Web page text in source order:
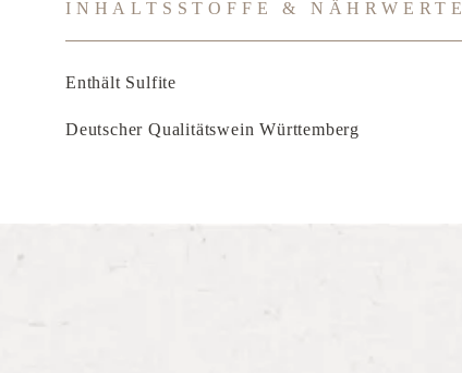
INHALTSSTOFFE & NÄHRWERTE
Enthält Sulfite
Deutscher Qualitätswein Württemberg